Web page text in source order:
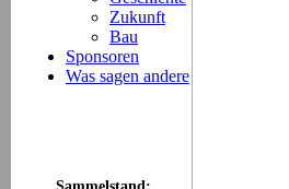
Zukunft
Bau
Sponsoren
Was sagen andere